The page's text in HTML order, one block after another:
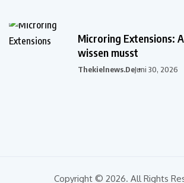
Microring Extensions:
wissen musst
Thekielnews.deJuni 30, 2026
Copyright © 2026. All Rights